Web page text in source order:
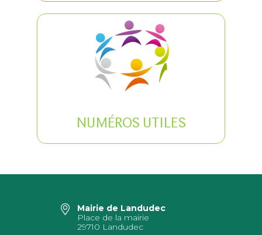
NUMÉROS UTILES
Mairie de Landudec
Place de la mairie
29710 Landudec